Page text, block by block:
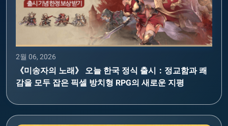
2월 06, 2026
《미송자의 노래》 오늘 한국 정식 출시：정교함과 쾌
감을 모두 잡은 픽셀 방치형 RPG의 새로운 지평